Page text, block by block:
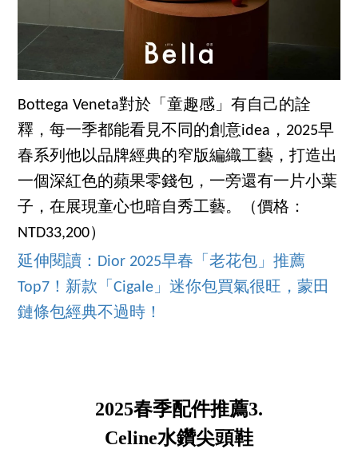
Bottega Veneta對於「童趣感」有自己的詮
釋，每一季都能看見不同的創意idea，2025早
春系列他以品牌經典的窄版編織工藝，打造出
一個深紅色的蘋果零錢包，一旁還有一片小葉
子，在展現童心也暗自秀工藝。（價格：
NTD33,200）
延伸閱讀：Dior 2025早春「老花包」推薦
Top7！新款「Cigale」迷你包買氣很旺，蒙田
鏈條包經典不過時！
2025春季配件推薦3.
Celine水鑽尖頭鞋